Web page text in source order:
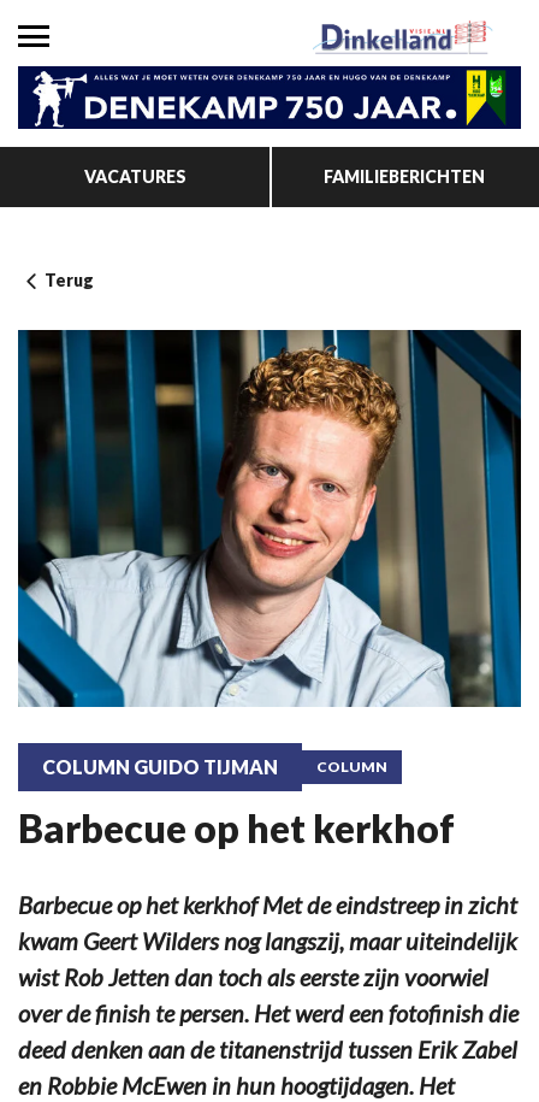
VACATURES FAMILIEBERICHTEN
Terug
COLUMN GUIDO TIJMAN COLUMN
Barbecue op het kerkhof
Barbecue op het kerkhof Met de eindstreep in zicht
kwam Geert Wilders nog langszij, maar uiteindelijk
wist Rob Jetten dan toch als eerste zijn voorwiel
over de finish te persen. Het werd een fotofinish die
deed denken aan de titanenstrijd tussen Erik Zabel
en Robbie McEwen in hun hoogtijdagen. Het